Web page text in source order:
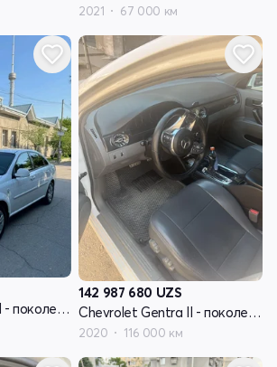
2021 67 000 км
Chevrolet Gentra II - поколение
142 987 680 UZS
Chevrolet Gentra II - поколение
2020 116 000 км